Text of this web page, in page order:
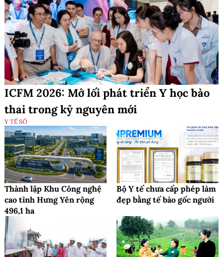
ICFM 2026: Mở lối phát triển Y học bào
thai trong kỷ nguyên mới
Y TẾ SỐ
Thành lập Khu Công nghệ
cao tỉnh Hưng Yên rộng
496,1 ha
Bộ Y tế chưa cấp phép làm
đẹp bằng tế bào gốc người